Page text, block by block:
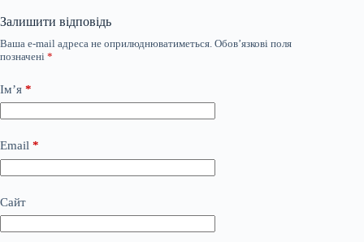
Залишити відповідь
Ваша e-mail адреса не оприлюднюватиметься. Обов’язкові поля
позначені *
Ім’я *
Email *
Сайт